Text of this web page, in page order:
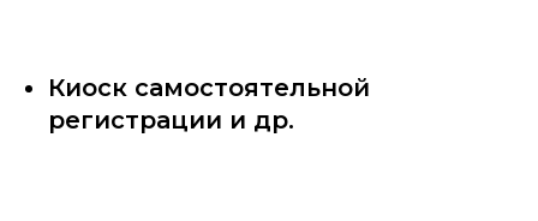
Киоск самостоятельной
регистрации и др.